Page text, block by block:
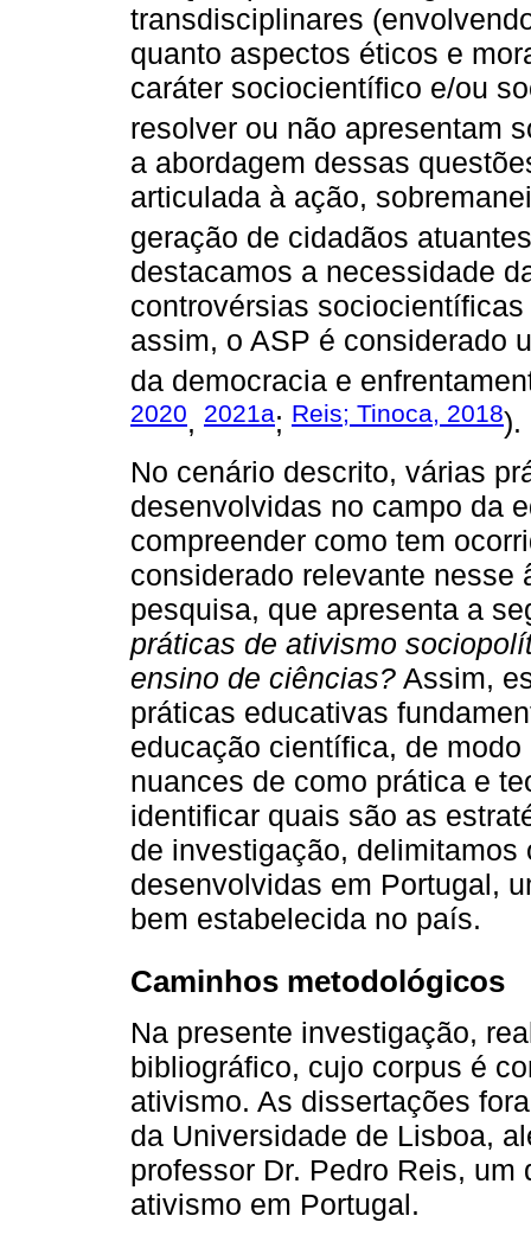
transdisciplinares
quanto aspectos éticos e
caráter sociocientífico e/ou
resolver ou não apresentam
a abordagem dessas
articulada à ação,
geração de cidadãos
destacamos a necessidade
controvérsias
assim, o ASP é considerado
da democracia e
2020, 2021a; Reis; Tinoca, 2018).
No cenário descrito, várias
desenvolvidas no campo da
compreender como tem
considerado relevante nesse
pesquisa, que apresenta a
práticas de ativismo
ensino de ciências? Assim,
práticas educativas
educação científica, de
nuances de como prática e
identificar quais são as
de investigação,
desenvolvidas em Portugal,
bem estabelecida no país.
Caminhos metodológicos
Na presente investigação,
bibliográfico, cujo corpus é
ativismo. As dissertações
da Universidade de Lisboa,
professor Dr. Pedro Reis,
ativismo em Portugal.